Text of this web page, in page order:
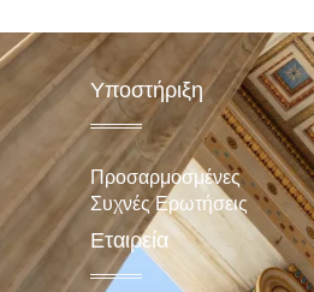
Υποστήριξη
Προσαρμοσμένες
Συχνές Ερωτήσεις
Εταιρεία